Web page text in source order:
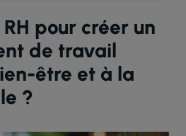
pour créer un
de travail
être et à la
?